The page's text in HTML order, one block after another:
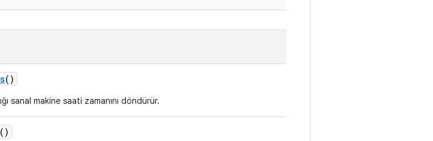
()
sanal makine saati zamanını döndürür.
()